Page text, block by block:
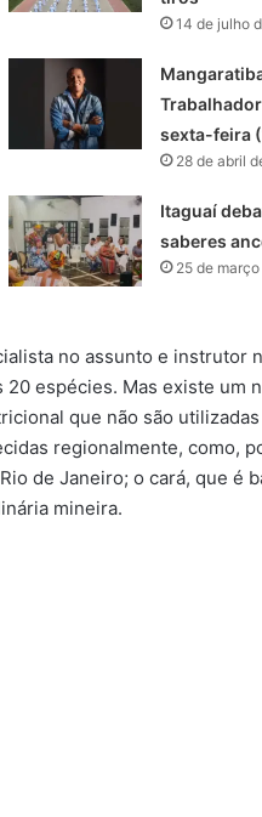
14 de julho
sexta-feira
28 de abril
Itaguaí
saberes
25 de
no assunto e instrutor
espécies. Mas existe um
que não são
regionalmente, como,
de Janeiro; o cará, que é
mineira.